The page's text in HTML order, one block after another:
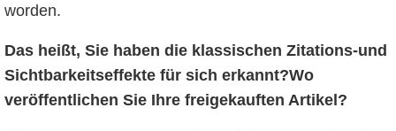
worden.
Das heißt, Sie haben die klassischen Zitations-und
Sichtbarkeitseffekte für sich erkannt?Wo
veröffentlichen Sie Ihre freigekauften Artikel ?